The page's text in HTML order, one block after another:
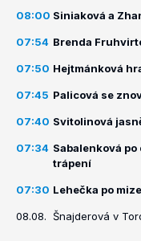
08:00 Siniaková a
07:54 Brenda
07:50 Hejtmánková
07:45 Palicová se
07:40 Svitolinová
07:34 Sabalenková
trápení
07:30 Lehečka po
08.08. Šnajderová v